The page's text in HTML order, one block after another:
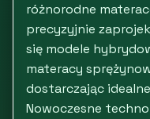
różnorodne
precyzyjnie
się modele
materacy
dostarczając
Nowoczesne